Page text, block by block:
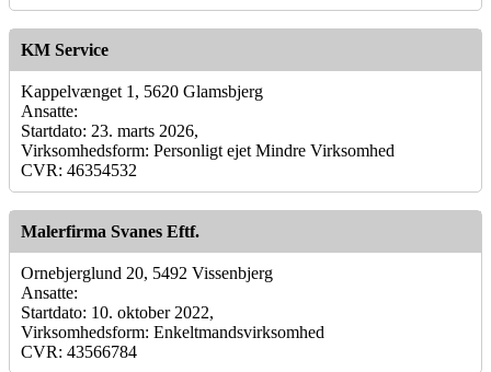
KM Service
Kappelvænget 1, 5620 Glamsbjerg
Ansatte:
Startdato: 23. marts 2026,
Virksomhedsform: Personligt ejet Mindre Virksomhed
CVR: 46354532
Malerfirma Svanes Eftf.
Ornebjerglund 20, 5492 Vissenbjerg
Ansatte:
Startdato: 10. oktober 2022,
Virksomhedsform: Enkeltmandsvirksomhed
CVR: 43566784